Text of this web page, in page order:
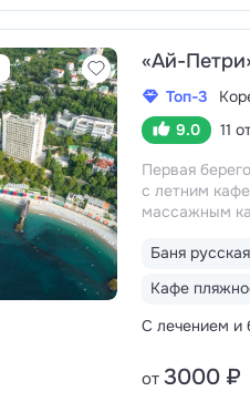
«Ай-
Топ-3
9.0
11
Первая
с летним
массажным
до
сосновый
Массандры
кофемашины.
Сюит»,
«Морское» с
Баня русская
Кафе
С лечением и
от 3000 ₽